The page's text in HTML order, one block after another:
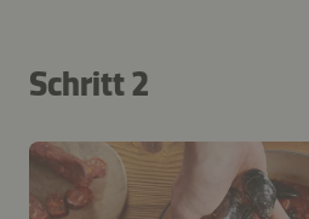
Schritt 2